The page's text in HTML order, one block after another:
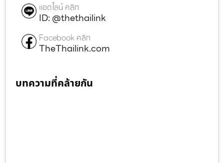
แอดไลน์ คลิก
ID: @thethailink
Facebook คลิก
TheThailink.com
บทความที่คล้ายกัน